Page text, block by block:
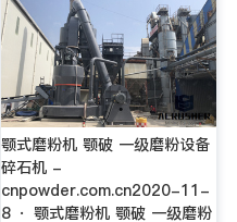
颚式磨粉机 颚破 一级磨粉设备
碎石机 -
cnpowder.com.cn2020-11-
8 · 颚式磨粉机 颚破 一级磨粉